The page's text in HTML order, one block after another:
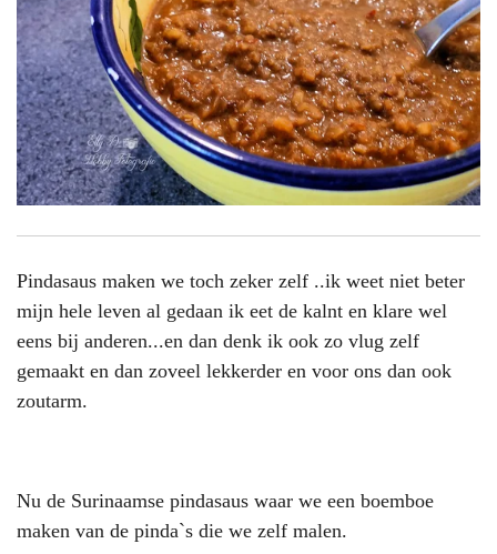
Pindasaus maken we toch zeker zelf ..ik weet niet beter
mijn hele leven al gedaan ik eet de kalnt en klare wel
eens bij anderen...en dan denk ik ook zo vlug zelf
gemaakt en dan zoveel lekkerder en voor ons dan ook
zoutarm.
Nu de Surinaamse pindasaus waar we een boemboe
maken van de pinda`s die we zelf malen.